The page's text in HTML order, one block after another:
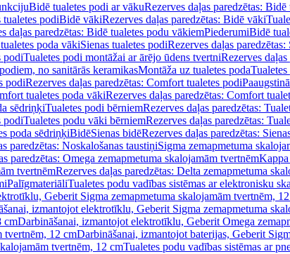
Bidē tualetes podi ar vākuRezerves daļas paredzētas:
tualetes podiBidē vākiRezerves daļas paredzētas: Bidē vāki
daļas paredzētas: Bidē tualetes podu vākiemPiederumiBidē
poda vākiSienas tualetes podiRezerves daļas
podiTualetes podi montāžai ar ārējo ūdens tvertniRezerves
no sanitārās keramikasMontāža uz tualetes poda
podiRezerves daļas paredzētas: Comfort tualetes podi
tualetes poda vākiRezerves daļas paredzētas: Comfort
sēdriņķiTualetes podi bērniemRezerves daļas paredzētas:
podiTualetes podu vāki bērniemRezerves daļas paredzētas:
poda sēdriņķiBidēSienas bidēRezerves daļas paredzētas:
paredzētas: Noskalošanas taustiņiSigma zemapmetuma
paredzētas: Omega zemapmetuma skalojamām tvertnēm
tvertnēmRezerves daļas paredzētas: Delta zemapmetuma
PalīgmateriāliTualetes podu vadības sistēmas ar elektronisku
Geberit Sigma zemapmetuma skalojamām tvertnēm,
izmantojot elektrotīklu, Geberit Sigma zemapmetuma
cmDarbināšanai, izmantojot elektrotīklu, Geberit Omega
tvertnēm, 12 cmDarbināšanai, izmantojot baterijas, Geberit
tvertnēm, 12 cmTualetes podu vadības sistēmas ar